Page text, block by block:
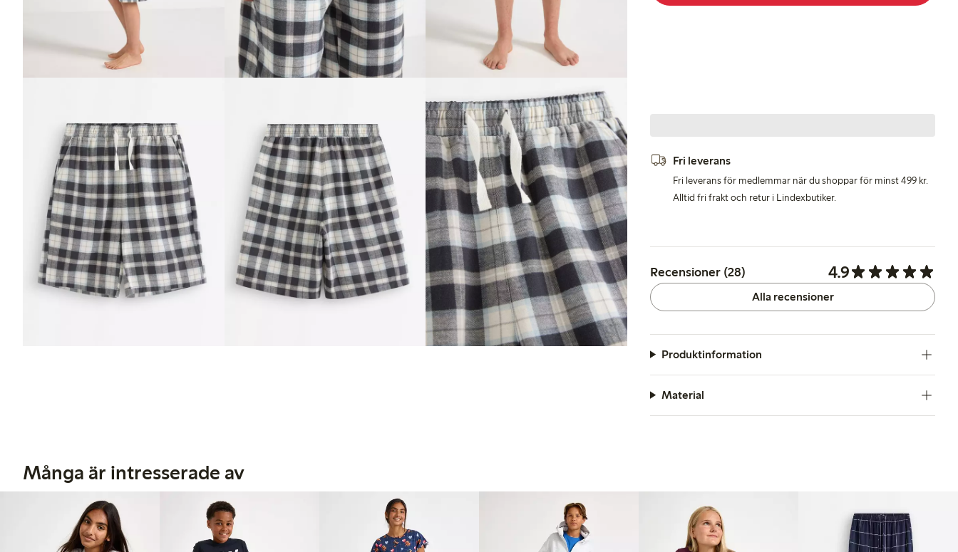
Fri leverans
Fri leverans för medlemmar när du shoppar för minst 499 kr.
Alltid fri frakt och retur i Lindexbutiker.
Recensioner (28) 4.9
Alla recensioner
Produktinformation
Material
Många är intresserade av